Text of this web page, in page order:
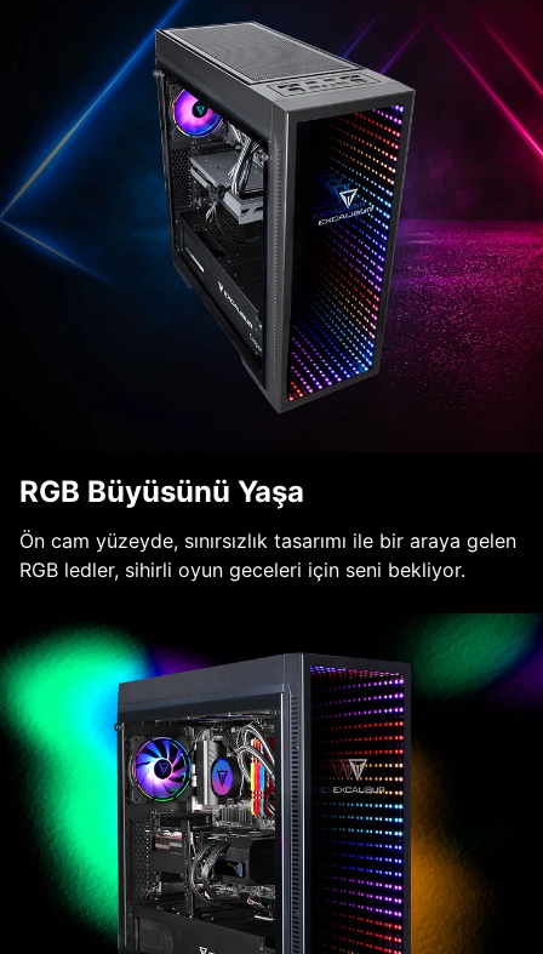
RGB Büyüsünü Yaşa
Ön cam yüzeyde, sınırsızlık tasarımı ile bir araya gelen
RGB ledler, sihirli oyun geceleri için seni bekliyor.